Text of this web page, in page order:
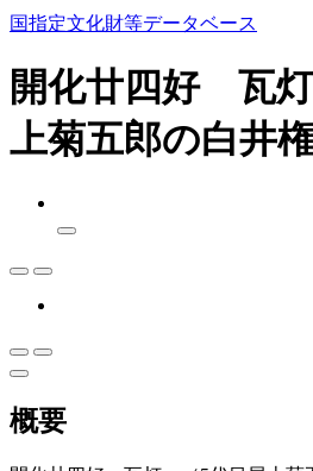
国指定文化財等データベース
開化廿四好 瓦
上菊五郎の白井権
概要